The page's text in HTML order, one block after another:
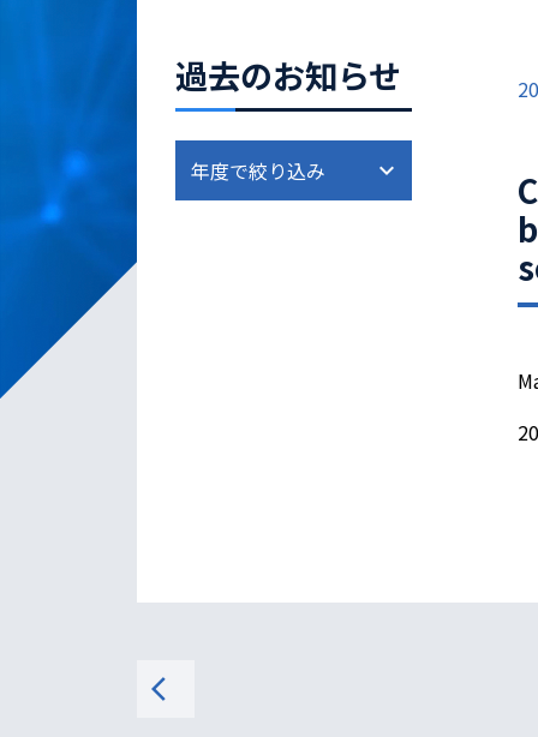
過去のお知らせ
arrow_back_ios